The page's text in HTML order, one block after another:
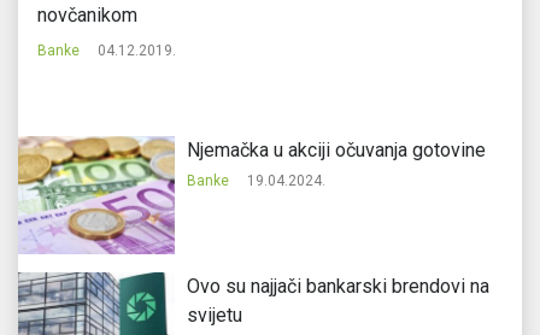
novčanikom
Banke 04.12.2019.
Njemačka u akciji očuvanja gotovine
Banke 19.04.2024.
Ovo su najjači bankarski brendovi na
svijetu